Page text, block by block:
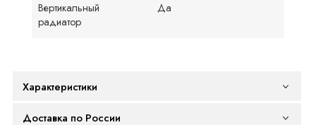
Вертикальный
радиатор
Да
Характеристики
Доставка по России